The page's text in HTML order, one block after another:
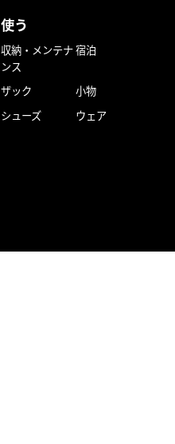
使う
収納・メンテナ
ンス
宿泊
ザック
小物
シューズ
ウェア